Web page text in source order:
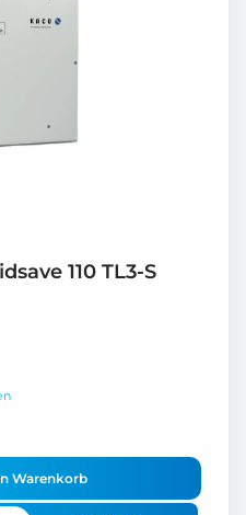
110 TL3-S
Warenkorb